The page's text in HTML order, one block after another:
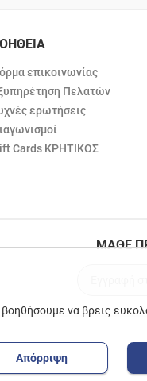
επικοινωνίας
Πελατών
ερωτήσεις
Cards ΚΡΗΤΙΚΟΣ
ΜΑΘΕ
να βρεις
Απόρριψη